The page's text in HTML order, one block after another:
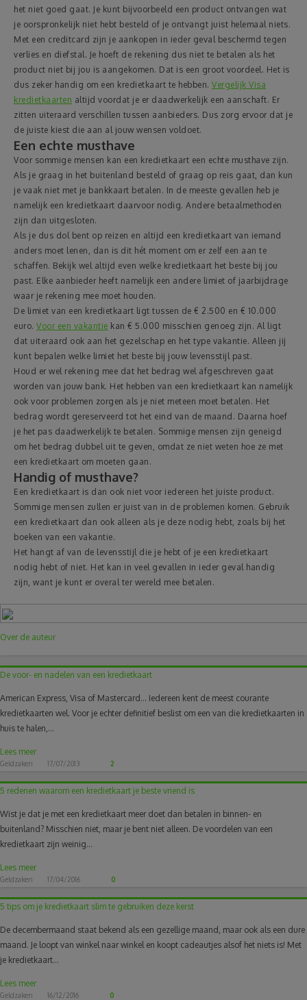
Korting
het niet goed gaat. Je kunt bijvoorbeeld een product ontvangen wat
je oorspronkelijk niet hebt besteld of je ontvangt juist helemaal niets.
Met een creditcard zijn je aankopen in ieder geval beschermd tegen
verlies en diefstal. Je hoeft de rekening dus niet te betalen als het
product niet bij jou is aangekomen. Dat is een groot voordeel. Het is
dus zeker handig om een kredietkaart te hebben. Vergelijk Visa
kredietkaarten altijd voordat je er daadwerkelijk een aanschaft. Er
zitten uiteraard verschillen tussen aanbieders. Dus zorg ervoor dat je
de juiste kiest die aan al jouw wensen voldoet.
Een echte musthave
Voor sommige mensen kan een kredietkaart een echte musthave zijn.
Als je graag in het buitenland besteld of graag op reis gaat, dan kun
je vaak niet met je bankkaart betalen. In de meeste gevallen heb je
namelijk een kredietkaart daarvoor nodig. Andere betaalmethoden
zijn dan uitgesloten.
Als je dus dol bent op reizen en altijd een kredietkaart van iemand
anders moet lenen, dan is dit hét moment om er zelf een aan te
schaffen. Bekijk wel altijd even welke kredietkaart het beste bij jou
past. Elke aanbieder heeft namelijk een andere limiet of jaarbijdrage
waar je rekening mee moet houden.
De limiet van een kredietkaart ligt tussen de € 2.500 en € 10.000
euro. Voor een vakantie kan € 5.000 misschien genoeg zijn. Al ligt
dat uiteraard ook aan het gezelschap en het type vakantie. Alleen jij
kunt bepalen welke limiet het beste bij jouw levensstijl past.
Houd er wel rekening mee dat het bedrag wel afgeschreven gaat
worden van jouw bank. Het hebben van een kredietkaart kan namelijk
ook voor problemen zorgen als je niet meteen moet betalen. Het
bedrag wordt gereserveerd tot het eind van de maand. Daarna hoef
je het pas daadwerkelijk te betalen. Sommige mensen zijn geneigd
om het bedrag dubbel uit te geven, omdat ze niet weten hoe ze met
een kredietkaart om moeten gaan.
Handig of musthave?
Een kredietkaart is dan ook niet voor iedereen het juiste product.
Sommige mensen zullen er juist van in de problemen komen. Gebruik
een kredietkaart dan ook alleen als je deze nodig hebt, zoals bij het
boeken van een vakantie.
Het hangt af van de levensstijl die je hebt of je een kredietkaart
nodig hebt of niet. Het kan in veel gevallen in ieder geval handig
zijn, want je kunt er overal ter wereld mee betalen.
Over de auteur
De voor- en nadelen van een kredietkaart
American Express, Visa of Mastercard... Iedereen kent de meest courante
kredietkaarten wel. Voor je echter definitief beslist om een van die kredietkaarten in
huis te halen,...
Lees meer
Geldzaken 17/07/2013 2
5 redenen waarom een kredietkaart je beste vriend is
Wist je dat je met een kredietkaart meer doet dan betalen in binnen- en
buitenland? Misschien niet, maar je bent niet alleen. De voordelen van een
kredietkaart zijn weinig...
Lees meer
Geldzaken 17/04/2016 0
5 tips om je kredietkaart slim te gebruiken deze kerst
De decembermaand staat bekend als een gezellige maand, maar ook als een dure
maand. Je loopt van winkel naar winkel en koopt cadeautjes alsof het niets is! Met
je kredietkaart...
Lees meer
Geldzaken 16/12/2016 0